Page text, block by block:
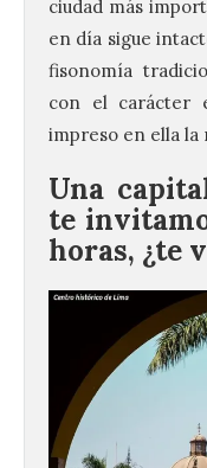
ciudad más
en día sigue
fisonomía
con el carácter
impreso en ella la
Una
te
horas, ¿te